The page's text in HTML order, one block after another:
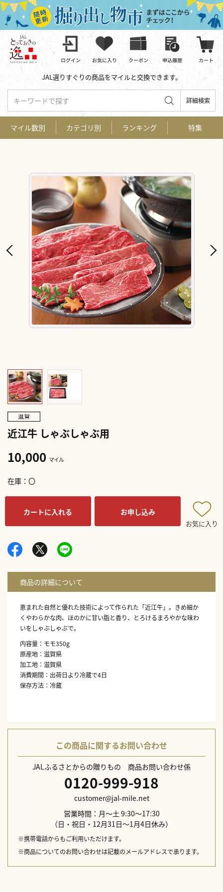
JAL選りすぐりの商品をマイルと交換できます。
キーワードで探す 詳細検索
近江牛 しゃぶしゃぶ用
10,000 マイル
在庫 〇
カートに入れる お申し込み
お気に入り
恵まれた自然と優れた技術によって作られた「近江牛」。きめ細か
くやわらかな肉、ほのかに甘い脂と香り、とろけるまろやかな味わ
いをしゃぶしゃぶで。
内容量：モモ350g
原産地：滋賀県
加工地：滋賀県
消費期間：出荷日より冷蔵で4日
保存方法：冷蔵
この商品に関するお問い合わせ
JALふるさとからの贈りもの 商品お問い合わせ係
0120-999-918
customer@jal-mile.net
営業時間：月～土 9:30～17:30
（日・祝日・12月31日～1月4日休み）
※携帯電話からもご利用いただけます。
※商品についてのお問い合わせは記載のメールアドレスで承ります。
マイル数別 カテゴリ別 ランキング 特集